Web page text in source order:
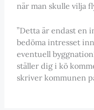
när man skulle vilja
”Detta är endast en
bedöma intresset
eventuell
ställer dig i kö
skriver kommunen